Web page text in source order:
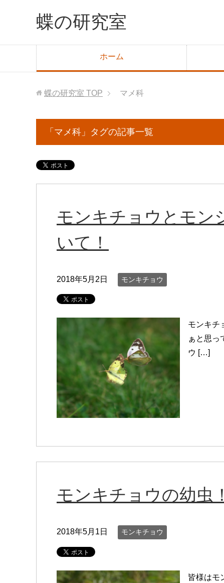
蝶の研究室
ホーム
蝶の研究室 TOP マメ科
「マメ科」タグの記事一覧
モンキチョウとモン
いて！
2018年5月2日 モンキチョウ
モンキチ
ぁと思っ
ウ […]
モンキチョウの幼虫
2018年5月1日 モンキチョウ
皆様はモ